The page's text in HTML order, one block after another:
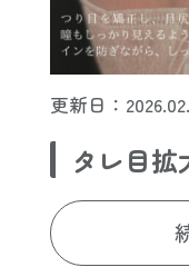
更新日：
タレ目